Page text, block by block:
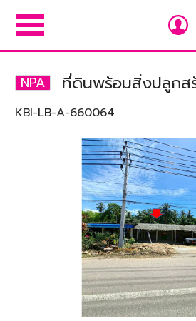
NPA ที่ดินพร้อมสิ่งปลูกส
KBI-LB-A-660064